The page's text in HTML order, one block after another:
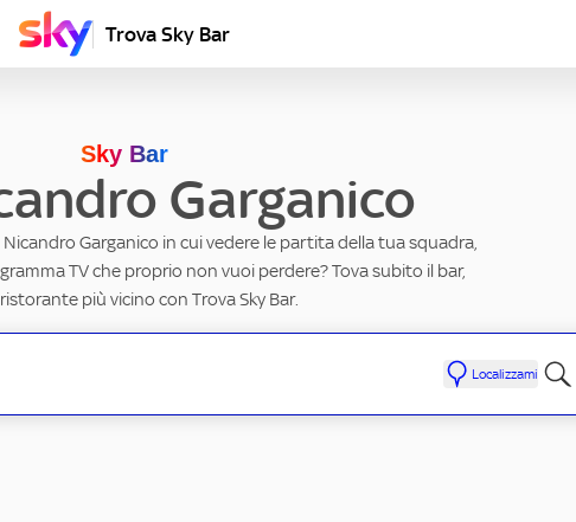
Trova Sky Bar
Sky Bar
Garganico
Garganico in cui vedere le partita della tua squadra,
TV che proprio non vuoi perdere? Tova subito il bar,
più vicino con Trova Sky Bar.
Localizzami